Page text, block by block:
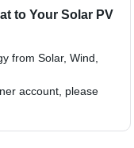
to Your Solar PV
from Solar, Wind,
account, please